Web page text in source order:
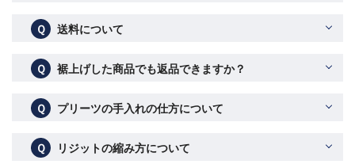
Ｑ 送料について
Ｑ 裾上げした商品でも返品できますか？
Ｑ プリーツの手入れの仕方について
Ｑ リジットの縮み方について